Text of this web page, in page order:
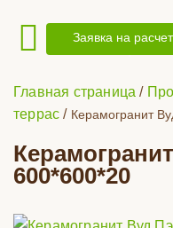
Заявка на расчет
Главная страница /
террас / Керамогранит
600*600*20